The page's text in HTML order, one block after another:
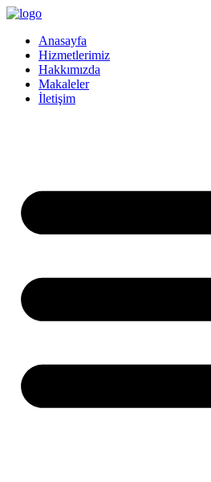
İçeriğe
Anasayfa
Hizmetlerimiz
Hakkımızda
Makaleler
İletişim